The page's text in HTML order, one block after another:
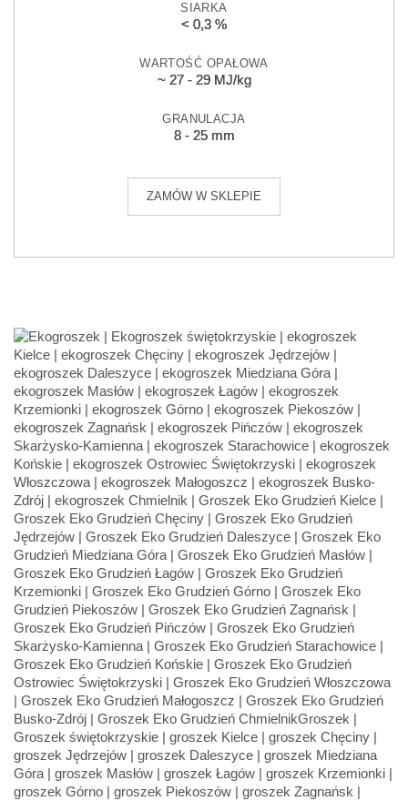
SIARKA
< 0,3 %
WARTOŚĆ OPAŁOWA
~ 27 - 29 MJ/kg
GRANULACJA
8 - 25 mm
ZAMÓW W SKLEPIE